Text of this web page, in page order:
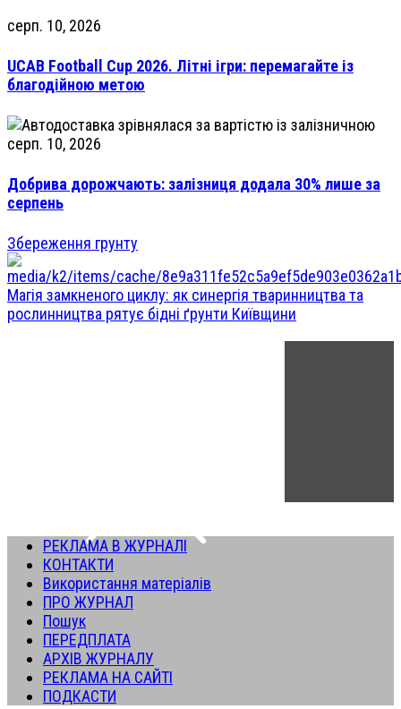
серп. 10, 2026
UCAB Football Cup 2026. Літні ігри: перемагайте із
благодійною метою
серп. 10, 2026
Добрива дорожчають: залізниця додала 30% лише за
серпень
Збереження грунту
Магія замкненого циклу: як синергія тваринництва та
рослинництва рятує бідні ґрунти Київщини
РЕКЛАМА В ЖУРНАЛІ
КОНТАКТИ
Використання матеріалів
ПРО ЖУРНАЛ
Пошук
ПЕРЕДПЛАТА
АРХІВ ЖУРНАЛУ
РЕКЛАМА НА САЙТІ
ПОДКАСТИ